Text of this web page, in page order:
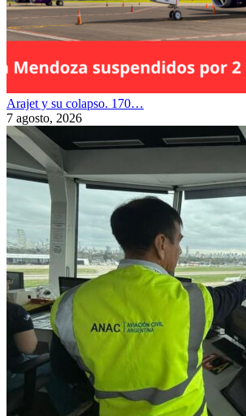
Arajet y su colapso. 170…
7 agosto, 2026